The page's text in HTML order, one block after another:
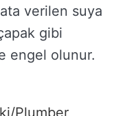
verilen suya
gibi
engel olunur.
Plumber